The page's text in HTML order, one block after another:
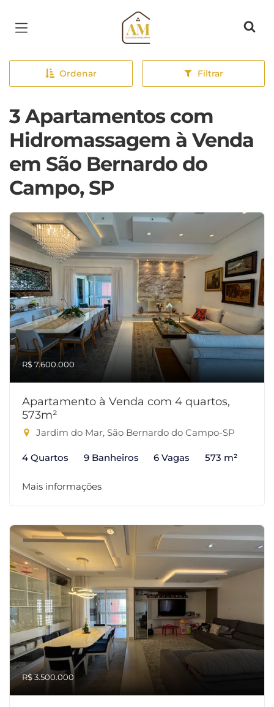
Página inicial
Ordenar Filtrar
3 Apartamentos com
Hidromassagem à Venda
em São Bernardo do
Campo, SP
R$ 7.600.000
Apartamento à Venda com 4 quartos,
573m²
Jardim do Mar, São Bernardo do Campo-SP
4 Quartos 9 Banheiros 6 Vagas 573 m²
Mais informações
R$ 3.500.000